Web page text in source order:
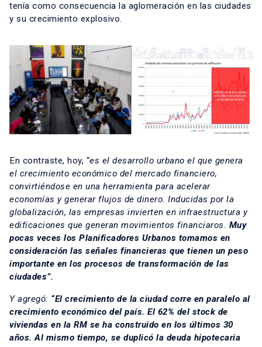
tenía como consecuencia la aglomeración en las ciudades
y su crecimiento explosivo.
En contraste, hoy, “es el desarrollo urbano el que genera
el crecimiento económico del mercado financiero,
convirtiéndose en una herramienta para acelerar
economías y generar flujos de dinero. Inducidas por la
globalización, las empresas invierten en infraestructura y
edificaciones que generan movimientos financiaros. Muy
pocas veces los Planificadores Urbanos tomamos en
consideración las señales financieras que tienen un peso
importante en los procesos de transformación de las
ciudades”.
Y agregó: “El crecimiento de la ciudad corre en paralelo al
crecimiento económico del país. El 62% del stock de
viviendas en la RM se ha construido en los últimos 30
años. Al mismo tiempo, se duplicó la deuda hipotecaria